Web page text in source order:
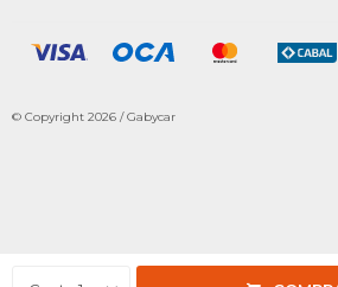
© Copyright 2026 / Gabycar